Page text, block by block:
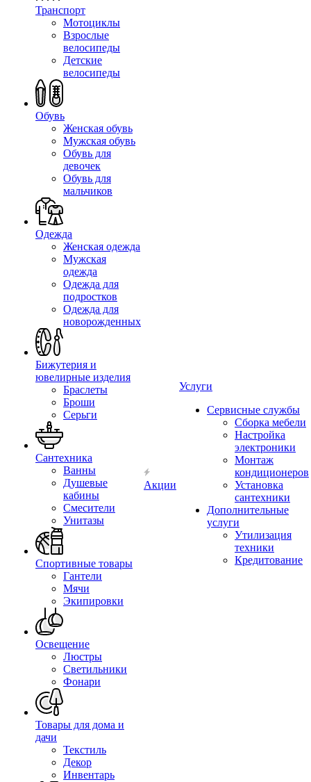
Транспорт
Мотоциклы
Взрослые
велосипеды
Детские
велосипеды
Обувь
Женская обувь
Мужская обувь
Обувь для
девочек
Обувь для
мальчиков
Одежда
Женская одежда
Мужская
одежда
Одежда для
подростков
Одежда для
новорожденных
Бижутерия и
ювелирные изделия
Браслеты
Броши
Серьги
Сантехника
Ванны
Душевые
кабины
Смесители
Унитазы
Спортивные товары
Гантели
Мячи
Экипировки
Освещение
Люстры
Светильники
Фонари
Товары для дома и
дачи
Текстиль
Декор
Инвентарь
Акции
Услуги
Сервисные службы
Сборка мебели
Настройка
электроники
Монтаж
кондиционеров
Установка
сантехники
Дополнительные
услуги
Утилизация
техники
Кредитование